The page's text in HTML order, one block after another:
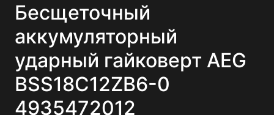
Бесщеточный
аккумуляторный
ударный гайковерт AEG
BSS18C12ZB6-0
4935472012